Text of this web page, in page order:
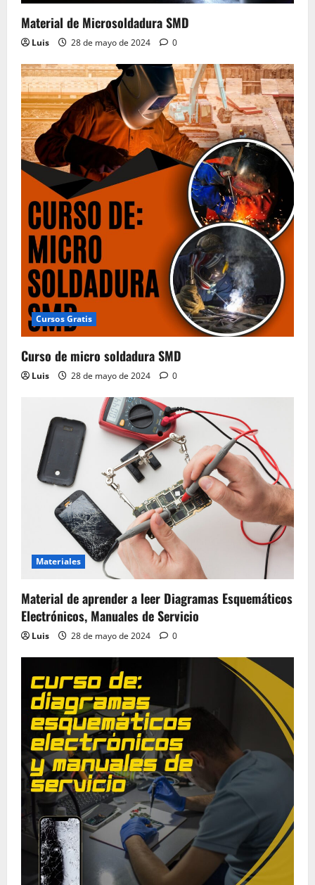
Material de Microsoldadura SMD
Luis 28 de mayo de 2024 0
Cursos Gratis
Curso de micro soldadura SMD
Luis 28 de mayo de 2024 0
Materiales
Material de aprender a leer Diagramas Esquemáticos
Electrónicos, Manuales de Servicio
Luis 28 de mayo de 2024 0